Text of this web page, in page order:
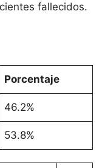
fallecidos.
Porcentaje
46.2%
53.8%